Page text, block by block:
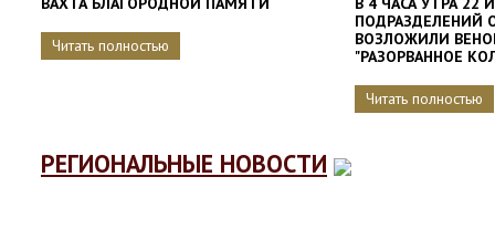
Читать полностью
ПОДРАЗДЕЛЕНИЙ
ВОЗЛОЖИЛИ
"РАЗОРВАННОЕ
Читать полностью
РЕГИОНАЛЬНЫЕ НОВОСТИ